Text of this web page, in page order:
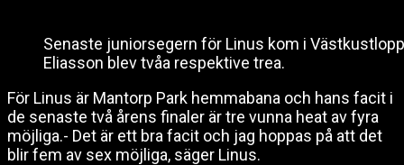
Senaste juniorsegern för Linus kom i
Eliasson blev tvåa respektive trea.
För Linus är Mantorp Park hemmabana och hans facit i
de senaste två årens finaler är tre vunna heat av fyra
möjliga.- Det är ett bra facit och jag hoppas på att det
blir fem av sex möjliga, säger Linus.